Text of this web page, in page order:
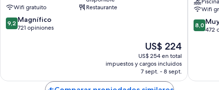
Only
Torrenova
Wifi gratuito
Restaurante
9.2
de
9,2 Magnífico
721 opiniones
El
precio
actual
es
de
US$ 224
US$ 224
US$ 254 en total
impuestos y cargos incluidos
7 sept. - 8 sept.
Playa
–
Adults
Only
Wifi
8.0
de
8,0
472